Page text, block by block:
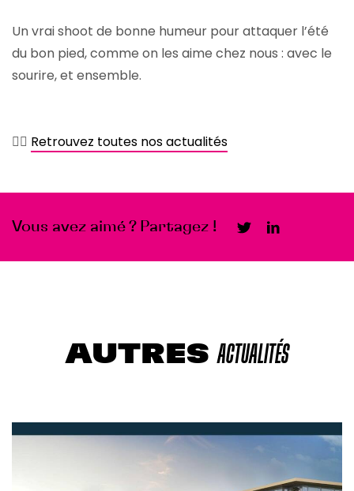
Un vrai shoot de bonne humeur pour attaquer l’été
du bon pied, comme on les aime chez nous : avec le
sourire, et ensemble.
👉🏻 Retrouvez toutes nos actualités
Vous avez aimé ? Partagez !
AUTRES ACTUALITÉS